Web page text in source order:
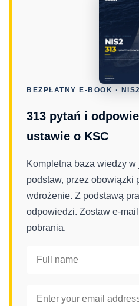
BEZPŁATNY E-BOOK ·
313 pytań i
ustawie o KSC
Kompletna baza wiedzy
podstaw, przez obowiązki
wdrożenie. Z podstawą
odpowiedzi. Zostaw e-
pobrania.